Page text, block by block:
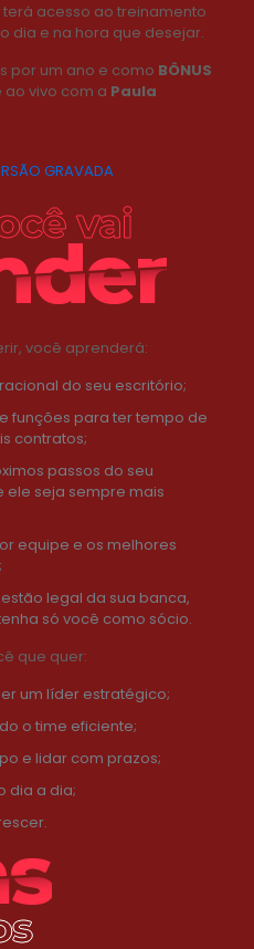
acesso ao treinamento
dia e na hora que desejar.
por um ano e como BÔNUS
vivo com a Paula
GRAVADA
você aprenderá:
do seu escritório;
funções para ter tempo de
contratos;
passos do seu
ele seja sempre mais
equipe e os melhores
legal da sua banca,
só você como sócio.
que quer:
um líder estratégico;
o time eficiente;
e lidar com prazos;
dia a dia;